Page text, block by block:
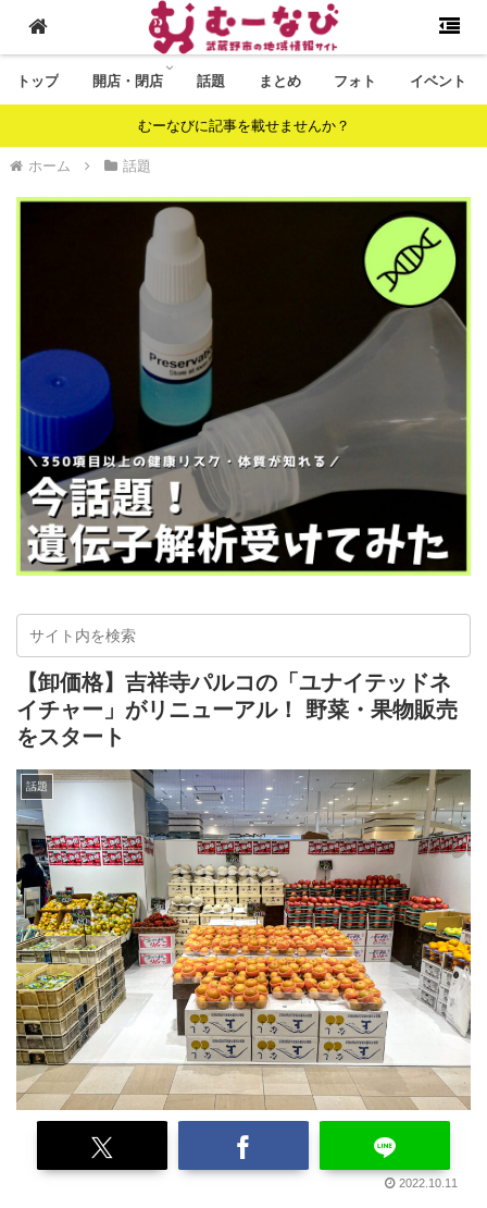
トップ 開店・閉店 話題 まとめ フォト イベント
むーなびに記事を載せませんか？
ホーム 話題
【卸価格】吉祥寺パルコの「ユナイテッドネ
イチャー」がリニューアル！ 野菜・果物販売
をスタート
話題
2022.10.11